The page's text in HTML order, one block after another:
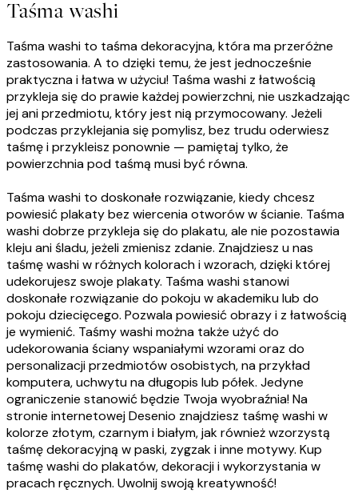
Taśma washi
Taśma washi to taśma dekoracyjna, która ma przeróżne
zastosowania. A to dzięki temu, że jest jednocześnie
praktyczna i łatwa w użyciu! Taśma washi z łatwością
przykleja się do prawie każdej powierzchni, nie uszkadzając
jej ani przedmiotu, który jest nią przymocowany. Jeżeli
podczas przyklejania się pomylisz, bez trudu oderwiesz
taśmę i przykleisz ponownie — pamiętaj tylko, że
powierzchnia pod taśmą musi być równa.
Taśma washi to doskonałe rozwiązanie, kiedy chcesz
powiesić plakaty bez wiercenia otworów w ścianie. Taśma
washi dobrze przykleja się do plakatu, ale nie pozostawia
kleju ani śladu, jeżeli zmienisz zdanie. Znajdziesz u nas
taśmę washi w różnych kolorach i wzorach, dzięki której
udekorujesz swoje plakaty. Taśma washi stanowi
doskonałe rozwiązanie do pokoju w akademiku lub do
pokoju dziecięcego. Pozwala powiesić obrazy i z łatwością
je wymienić. Taśmy washi można także użyć do
udekorowania ściany wspaniałymi wzorami oraz do
personalizacji przedmiotów osobistych, na przykład
komputera, uchwytu na długopis lub półek. Jedyne
ograniczenie stanowić będzie Twoja wyobraźnia! Na
stronie internetowej Desenio znajdziesz taśmę washi w
kolorze złotym, czarnym i białym, jak również wzorzystą
taśmę dekoracyjną w paski, zygzak i inne motywy. Kup
taśmę washi do plakatów, dekoracji i wykorzystania w
pracach ręcznych. Uwolnij swoją kreatywność!